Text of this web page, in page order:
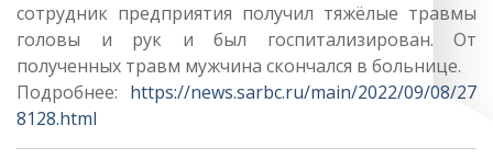
сотрудник предприятия получил тяжёлые травмы
головы и рук и был госпитализирован. От
полученных травм мужчина скончался в больнице.
Подробнее: https://news.sarbc.ru/main/2022/09/08/27
8128.html